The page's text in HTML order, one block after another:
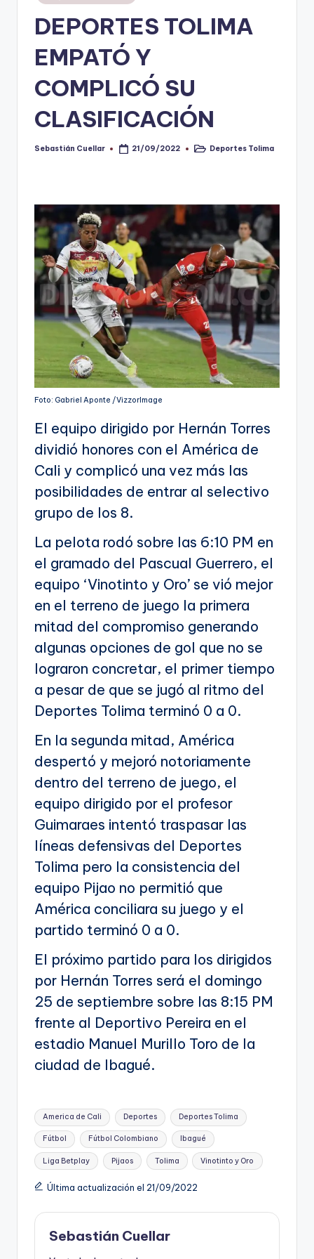
V
ti
en
DEPORTES TOLIMA
EMPATÓ Y
COMPLICÓ SU
CLASIFICACIÓN
Publicado
Sebastián Cuellar 21/09/2022
Publicado
Deportes Tolima
Foto: Gabriel Aponte /VizzorImage
El equipo dirigido por Hernán Torres
dividió honores con el América de
Cali y complicó una vez más las
posibilidades de entrar al selectivo
grupo de los 8.
La pelota rodó sobre las 6:10 PM en
el gramado del Pascual Guerrero, el
equipo ‘Vinotinto y Oro’ se vió mejor
en el terreno de juego la primera
mitad del compromiso generando
algunas opciones de gol que no se
lograron concretar, el primer tiempo
a pesar de que se jugó al ritmo del
Deportes Tolima terminó 0 a 0.
En la segunda mitad, América
despertó y mejoró notoriamente
dentro del terreno de juego, el
equipo dirigido por el profesor
Guimaraes intentó traspasar las
líneas defensivas del Deportes
Tolima pero la consistencia del
equipo Pijao no permitió que
América conciliara su juego y el
partido terminó 0 a 0.
El próximo partido para los dirigidos
por Hernán Torres será el domingo
25 de septiembre sobre las 8:15 PM
frente al Deportivo Pereira en el
estadio Manuel Murillo Toro de la
ciudad de Ibagué.
Etiquetas:
America de Cali Deportes Deportes Tolima
Fútbol Fútbol Colombiano Ibagué
Liga Betplay Pijaos Tolima Vinotinto y Oro
Última actualización el 21/09/2022
Sebastián Cuellar